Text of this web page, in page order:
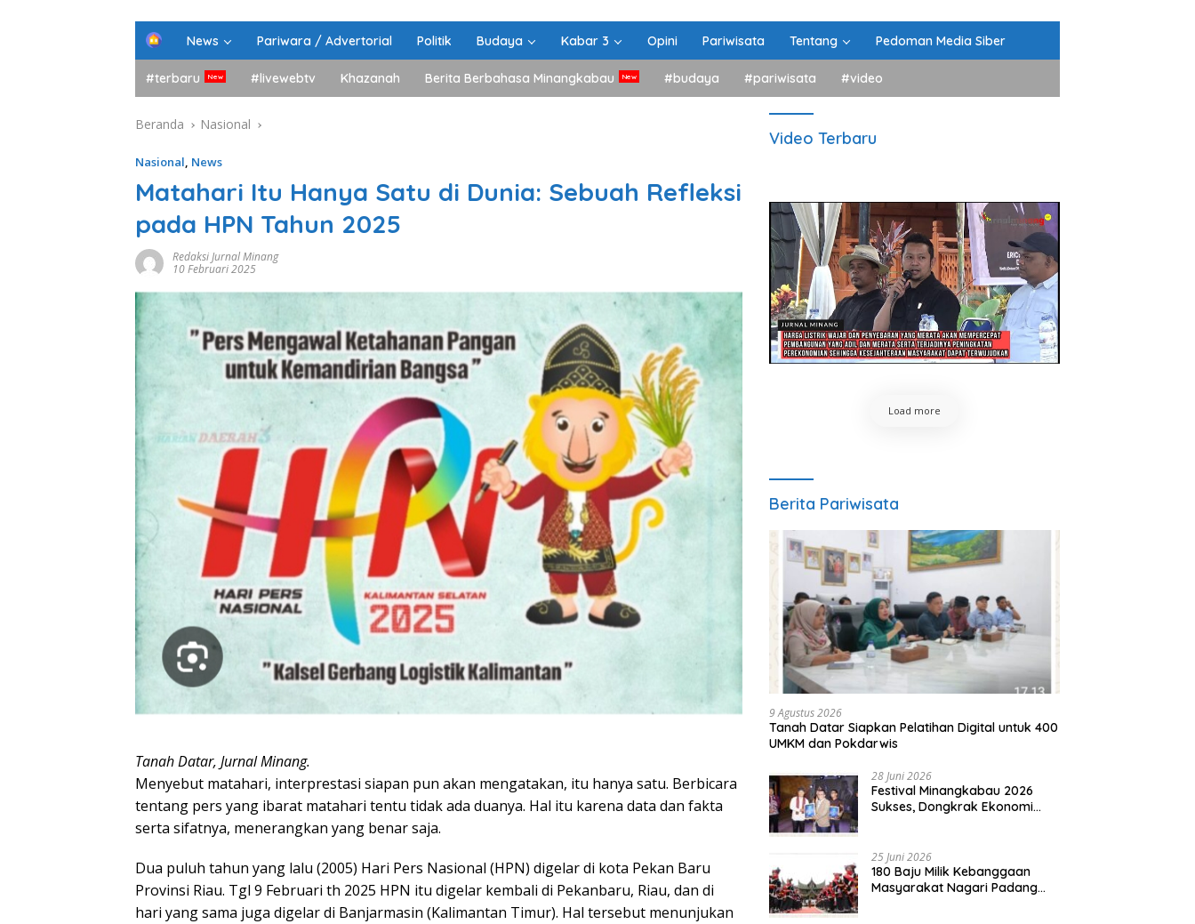
H
m
e
News Pariwara / Advertorial Politik Budaya Kabar 3 Opini Pariwisata Tentang Pedoman Media Siber
#terbaru #livewebtv Khazanah Berita Berbahasa Minangkabau #budaya #pariwisata #video
Beranda Nasional
Nasional, News
Matahari Itu Hanya Satu di Dunia: Sebuah Refleksi
pada HPN Tahun 2025
Redaksi Jurnal Minang
10 Februari 2025
Tanah Datar, Jurnal Minang.
Menyebut matahari, interprestasi siapan pun akan mengatakan, itu hanya satu. Berbicara
tentang pers yang ibarat matahari tentu tidak ada duanya. Hal itu karena data dan fakta
serta sifatnya, menerangkan yang benar saja.
Dua puluh tahun yang lalu (2005) Hari Pers Nasional (HPN) digelar di kota Pekan Baru
Provinsi Riau. Tgl 9 Februari th 2025 HPN itu digelar kembali di Pekanbaru, Riau, dan di
hari yang sama juga digelar di Banjarmasin (Kalimantan Timur). Hal tersebut menunjukan
Video Terbaru
Load more
Berita Pariwisata
9 Agustus 2026
Tanah Datar Siapkan Pelatihan Digital untuk 400
UMKM dan Pokdarwis
28 Juni 2026
Festival Minangkabau 2026
Sukses, Dongkrak Ekonomi
25 Juni 2026
180 Baju Milik Kebanggaan
Masyarakat Nagari Padang